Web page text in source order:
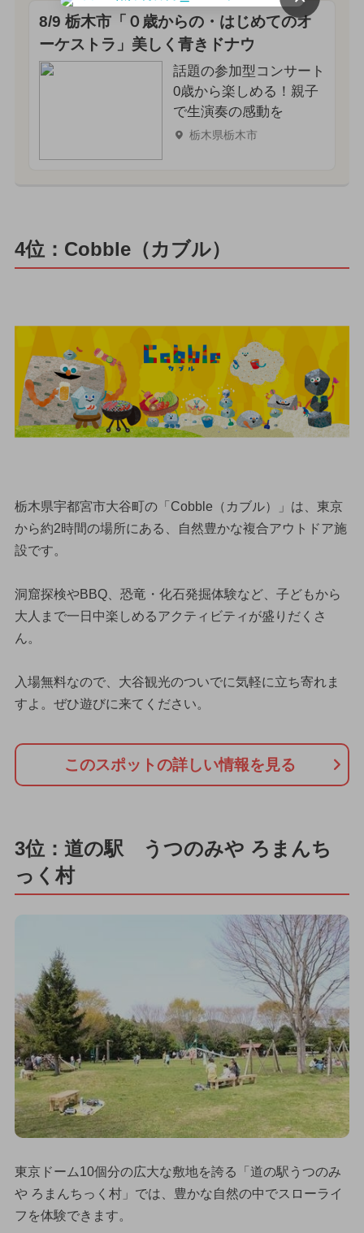
8/9 栃木市「０歳からの・はじめてのオ
ーケストラ」美しく青きドナウ
話題の参加型コンサート
0歳から楽しめる！親子
で生演奏の感動を
栃木県栃木市
4位：Cobble（カブル）
栃木県宇都宮市大谷町の「Cobble（カブル）」は、東京
から約2時間の場所にある、自然豊かな複合アウトドア施
設です。
洞窟探検やBBQ、恐竜・化石発掘体験など、子どもから
大人まで一日中楽しめるアクティビティが盛りだくさ
ん。
入場無料なので、大谷観光のついでに気軽に立ち寄れま
すよ。ぜひ遊びに来てください。
このスポットの詳しい情報を見る
3位：道の駅 うつのみや ろまんち
っく村
東京ドーム10個分の広大な敷地を誇る「道の駅うつのみ
や ろまんちっく村」では、豊かな自然の中でスローライ
フを体験できます。